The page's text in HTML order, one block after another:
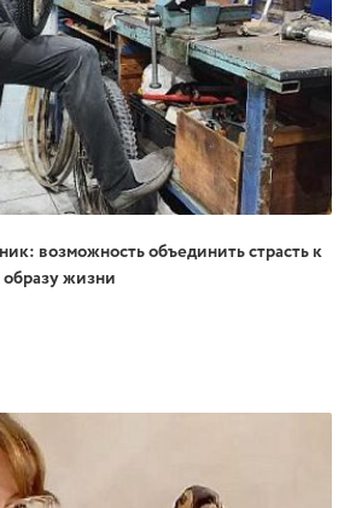
возможность объединить страсть к
жизни